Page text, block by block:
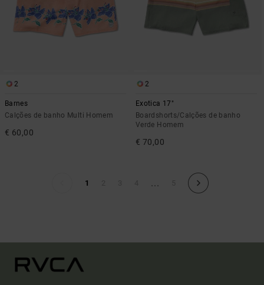
2
Barnes
Calções de banho Multi Homem
€ 60,00
2
Exotica 17"
Boardshorts/Calções de banho
Verde Homem
€ 70,00
1 ...